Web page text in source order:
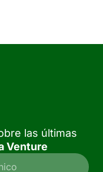
las últimas
Venture